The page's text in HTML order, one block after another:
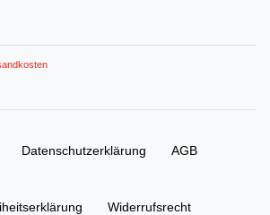
Daten­schutz­erklärung AGB
Widerrufs­recht